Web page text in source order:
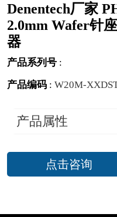
Denentech厂家
2.0mm Wafer针
器
产品系列号 :
产品编码 : W20M-
产品属性
点击咨询